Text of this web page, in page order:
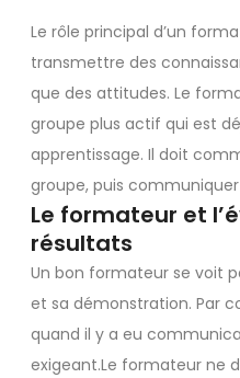
Le rôle principal d’un
transmettre des
que des attitudes. Le
groupe plus actif qui est
apprentissage. Il doit
groupe, puis
Le formateur et
résultats
Un bon formateur se voit
et sa démonstration. Par
quand il y a eu
exigeant.Le formateur ne